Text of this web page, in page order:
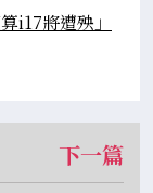
i17將遭殃」
下一篇